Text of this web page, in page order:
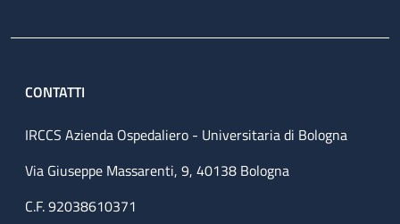
CONTATTI
IRCCS Azienda Ospedaliero - Universitaria di Bologna
Via Giuseppe Massarenti, 9, 40138 Bologna
C.F. 92038610371